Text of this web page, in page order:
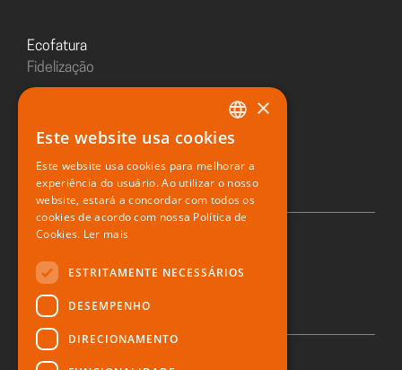
Ecofatura
Fidelização
Restaurante digital
© 2026 Zone Soft
PORTUGUESE
ENGLISH
SPANISH
×
Este website usa cookies
Este website usa cookies para melhorar a
experiência do usuário. Ao utilizar o nosso
website, estará a concordar com todos os
cookies de acordo com nossa Política de
Cookies. Ler mais
ESTRITAMENTE NECESSÁRIOS
DESEMPENHO
DIRECIONAMENTO